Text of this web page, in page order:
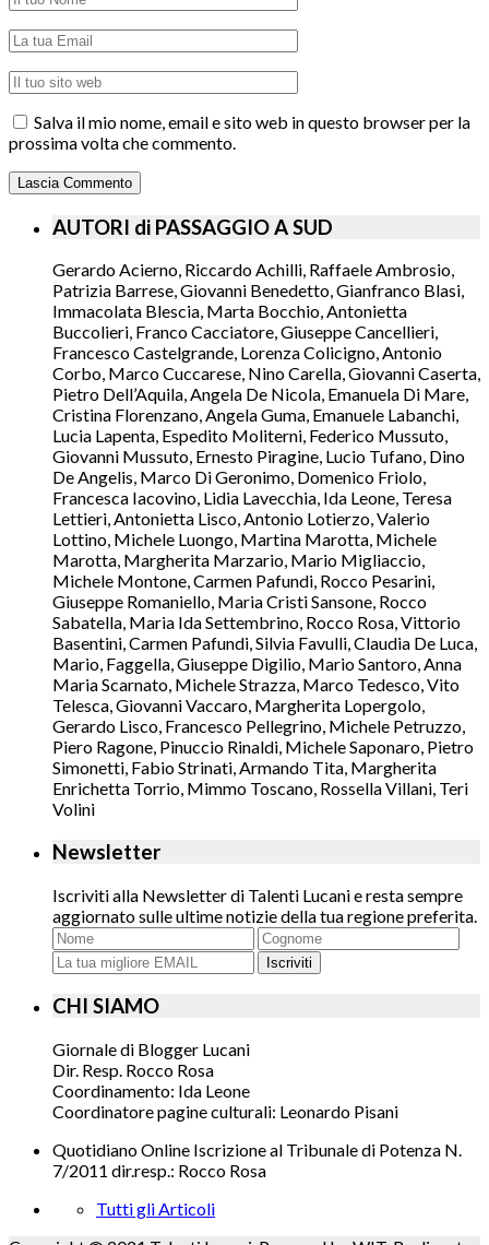
Salva il mio nome, email e sito web in questo browser per la
prossima volta che commento.
AUTORI di PASSAGGIO A SUD
Gerardo Acierno, Riccardo Achilli, Raffaele Ambrosio,
Patrizia Barrese, Giovanni Benedetto, Gianfranco Blasi,
Immacolata Blescia, Marta Bocchio, Antonietta
Buccolieri, Franco Cacciatore, Giuseppe Cancellieri,
Francesco Castelgrande, Lorenza Colicigno, Antonio
Corbo, Marco Cuccarese, Nino Carella, Giovanni Caserta,
Pietro Dell’Aquila, Angela De Nicola, Emanuela Di Mare,
Cristina Florenzano, Angela Guma, Emanuele Labanchi,
Lucia Lapenta, Espedito Moliterni, Federico Mussuto,
Giovanni Mussuto, Ernesto Piragine, Lucio Tufano, Dino
De Angelis, Marco Di Geronimo, Domenico Friolo,
Francesca Iacovino, Lidia Lavecchia, Ida Leone, Teresa
Lettieri, Antonietta Lisco, Antonio Lotierzo, Valerio
Lottino, Michele Luongo, Martina Marotta, Michele
Marotta, Margherita Marzario, Mario Migliaccio,
Michele Montone, Carmen Pafundi, Rocco Pesarini,
Giuseppe Romaniello, Maria Cristi Sansone, Rocco
Sabatella, Maria Ida Settembrino, Rocco Rosa, Vittorio
Basentini, Carmen Pafundi, Silvia Favulli, Claudia De Luca,
Mario, Faggella, Giuseppe Digilio, Mario Santoro, Anna
Maria Scarnato, Michele Strazza, Marco Tedesco, Vito
Telesca, Giovanni Vaccaro, Margherita Lopergolo,
Gerardo Lisco, Francesco Pellegrino, Michele Petruzzo,
Piero Ragone, Pinuccio Rinaldi, Michele Saponaro, Pietro
Simonetti, Fabio Strinati, Armando Tita, Margherita
Enrichetta Torrio, Mimmo Toscano, Rossella Villani, Teri
Volini
Newsletter
Iscriviti alla Newsletter di Talenti Lucani e resta sempre
aggiornato sulle ultime notizie della tua regione preferita.
Iscriviti
CHI SIAMO
Giornale di Blogger Lucani
Dir. Resp. Rocco Rosa
Coordinamento: Ida Leone
Coordinatore pagine culturali: Leonardo Pisani
Quotidiano Online Iscrizione al Tribunale di Potenza N.
7/2011 dir.resp.: Rocco Rosa
Tutti gli Articoli